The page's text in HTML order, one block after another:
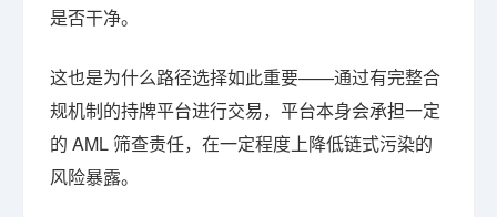
是否干净。
这也是为什么路径选择如此重要——通过有完整合
规机制的持牌平台进行交易，平台本身会承担一定
的 AML 筛查责任，在一定程度上降低链式污染的
风险暴露。